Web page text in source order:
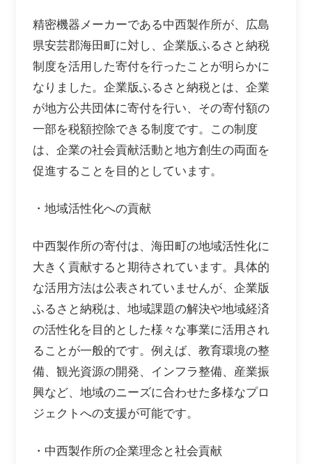
精密機器メーカーである中西製作所が、広島
県安芸郡海田町に対し、企業版ふるさと納税
制度を活用した寄付を行ったことが明らかに
なりました。企業版ふるさと納税とは、企業
が地方公共団体に寄付を行い、その寄付額の
一部を税額控除できる制度です。この制度
は、企業の社会貢献活動と地方創生の両面を
促進することを目的としています。
・地域活性化への貢献
中西製作所の寄付は、海田町の地域活性化に
大きく貢献すると期待されています。具体的
な活用方法は公表されていませんが、企業版
ふるさと納税は、地域課題の解決や地域経済
の活性化を目的とした様々な事業に活用され
ることが一般的です。例えば、教育環境の整
備、観光資源の開発、インフラ整備、産業振
興など、地域のニーズに合わせた多様なプロ
ジェクトへの支援が可能です。
・中西製作所の企業理念と社会貢献